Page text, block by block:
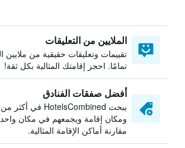
الملايين من التعليقات
تقييمات وتعليقات حقيقية من ملايين
تمامًا. احجز إقامتك المثالية بكل ثقة!
أفضل صفقات الفنادق
ومكان إقامة ويجمعهم في مكان
مقارنة أماكن الإقامة المثالية.